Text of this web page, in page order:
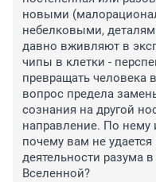
новыми
небелковыми,
давно вживляют в
чипы в клетки -
превращать человека
вопрос предела
сознания на другой
направление. По нему
почему вам не
деятельности разума
Вселенной?